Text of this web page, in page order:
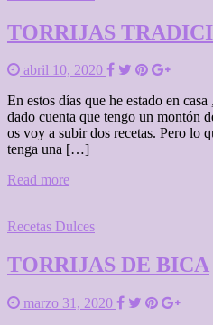
TORRIJAS
abril 10, 2020
En estos días que he estado en
dado cuenta que tengo un montón
os voy a subir dos recetas. Pero lo
tenga una […]
Read more
Recetas Dulces
TORRIJAS DE BICA
marzo 31, 2020